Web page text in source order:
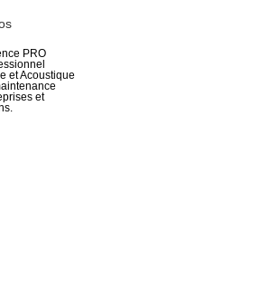
PRO
et Acoustique
et